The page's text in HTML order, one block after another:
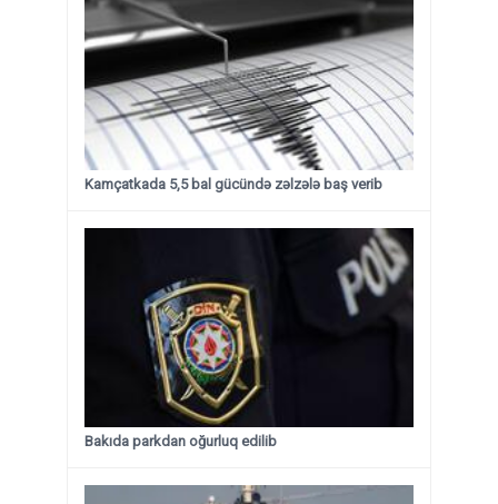
Kamçatkada 5,5 bal gücündə zəlzələ baş verib
Bakıda parkdan oğurluq edilib